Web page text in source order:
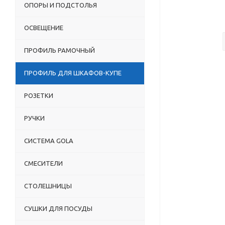
ОПОРЫ И ПОДСТОЛЬЯ
ОСВЕЩЕНИЕ
ПРОФИЛЬ РАМОЧНЫЙ
ПРОФИЛЬ ДЛЯ ШКАФОВ-КУПЕ
РОЗЕТКИ
РУЧКИ
СИСТЕМА GOLA
СМЕСИТЕЛИ
СТОЛЕШНИЦЫ
СУШКИ ДЛЯ ПОСУДЫ